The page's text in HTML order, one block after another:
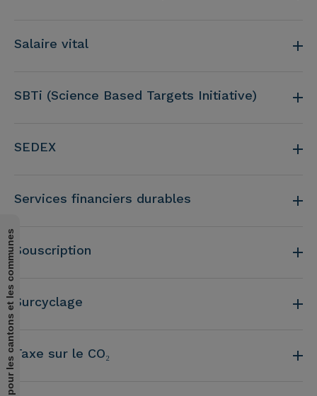
Salaire vital
SBTi (Science Based Targets Initiative)
SEDEX
Services financiers durables
Souscription
Surcyclage
Taxe sur le CO₂
pour les cantons et les communes